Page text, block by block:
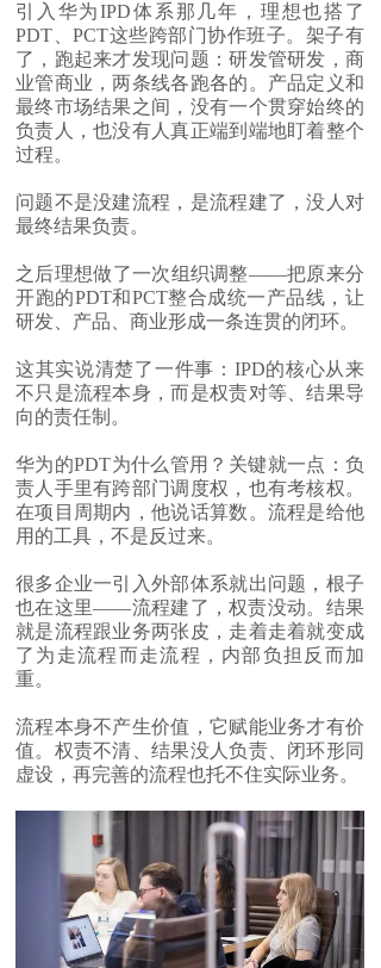
引入华为IPD体系那几年，理想也搭了
PDT、PCT这些跨部门协作班子。架子有
了，跑起来才发现问题：研发管研发，商
业管商业，两条线各跑各的。产品定义和
最终市场结果之间，没有一个贯穿始终的
负责人，也没有人真正端到端地盯着整个
过程。
问题不是没建流程，是流程建了，没人对
最终结果负责。
之后理想做了一次组织调整——把原来分
开跑的PDT和PCT整合成统一产品线，让
研发、产品、商业形成一条连贯的闭环。
这其实说清楚了一件事：IPD的核心从来
不只是流程本身，而是权责对等、结果导
向的责任制。
华为的PDT为什么管用？关键就一点：负
责人手里有跨部门调度权，也有考核权。
在项目周期内，他说话算数。流程是给他
用的工具，不是反过来。
很多企业一引入外部体系就出问题，根子
也在这里——流程建了，权责没动。结果
就是流程跟业务两张皮，走着走着就变成
了为走流程而走流程，内部负担反而加
重。
流程本身不产生价值，它赋能业务才有价
值。权责不清、结果没人负责、闭环形同
虚设，再完善的流程也托不住实际业务。